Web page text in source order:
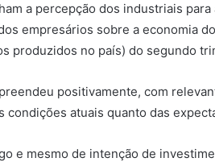
a percepção dos industriais
empresários sobre a economia
produzidos no país) do segundo
positivamente, com
condições atuais quanto das
e mesmo de intenção de